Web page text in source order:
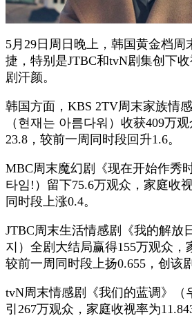
5月29日周日晚上，韩国黄金档周
捷，特别是JTBC和tvN剧集创下
剧汗颜。
韩国方面，KBS 2TV周末家族情
（현재는 아름다워）收获409万
23.8，较前一周同时段回升1.6。
MBC周末魔幻剧《现在开始作秀
타임!）留下75.6万观众，家庭收
同时段上涨0.4。
JTBC周末生活情感剧《我的解放
지）全剧大结局赢得155万观众，
较前一周同时段上扬0.655，创该
tvN周末情感剧《我们的蓝调》（
引267万观众，家庭收视率为